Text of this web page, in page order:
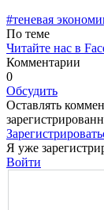
#теневая
По теме
Читайте нас в
Комментарии
0
Обсудить
Оставлять
Я уже
Войти